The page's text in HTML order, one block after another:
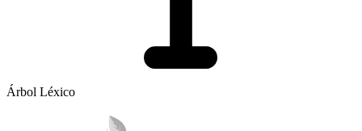
Árbol Léxico